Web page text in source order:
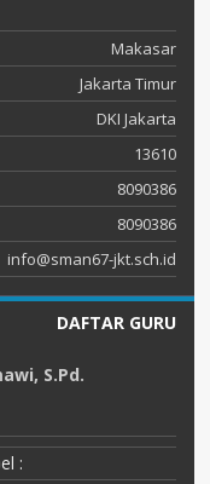
Makasar
Jakarta Timur
DKI Jakarta
13610
8090386
8090386
info@sman67-jkt.sch.id
DAFTAR GURU
S.Pd.
: